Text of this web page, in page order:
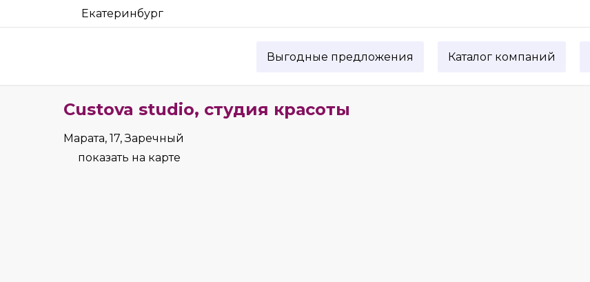
Екатеринбург
Выгодные предложения Каталог компаний
Custova studio, студия красоты
Марата, 17, Заречный
показать на карте